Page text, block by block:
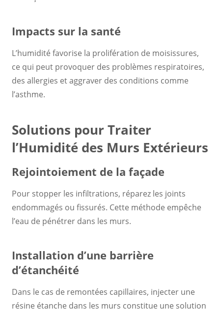
Impacts sur la santé
L’humidité favorise la prolifération de moisissures,
ce qui peut provoquer des problèmes respiratoires,
des allergies et aggraver des conditions comme
l’asthme.
Solutions pour Traiter
l’Humidité des Murs Extérieurs
Rejointoiement de la façade
Pour stopper les infiltrations, réparez les joints
endommagés ou fissurés. Cette méthode empêche
l’eau de pénétrer dans les murs.
Installation d’une barrière
d’étanchéité
Dans le cas de remontées capillaires, injecter une
résine étanche dans les murs constitue une solution